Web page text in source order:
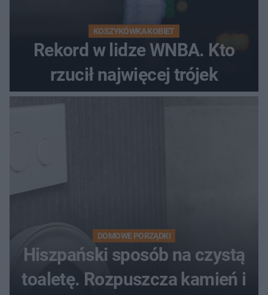
KOSZYKÓWKA KOBIET
Rekord w lidze WNBA. Kto
rzucił najwięcej trójek
DOMOWE PORZĄDKI
Hiszpański sposób na czystą
toaletę. Rozpuszcza kamień i